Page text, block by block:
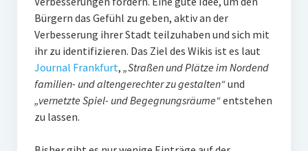
Gesellschaft & Medien
Infografik-Themengarten
Künstliche Intelligenz
17 Ziele
Bürgern das Gefühl zu geben, aktiv an der
Verbesserung ihrer Stadt teilzuhaben und sich mit
ihr zu identifizieren. Das Ziel des Wikis ist es laut
Journal Frankfurt, „Straßen und Plätze im Nordend
familien- und altengerechter zu gestalten“und
„vernetzte Spiel- und Begegnungsräume“entstehen
zu lassen.